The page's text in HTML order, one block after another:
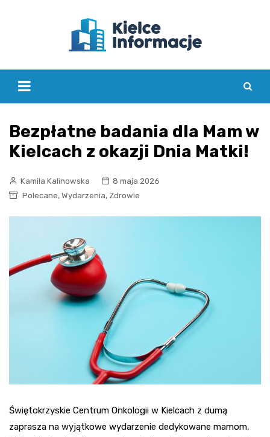
Bezpłatne badania dla Mam w
Kielcach z okazji Dnia Matki!
Kamila Kalinowska
8 maja 2026
Polecane, Wydarzenia, Zdrowie
Świętokrzyskie Centrum Onkologii w Kielcach z dumą
zaprasza na wyjątkowe wydarzenie dedykowane mamom,